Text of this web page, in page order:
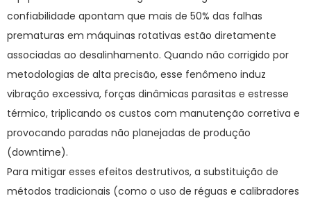
confiabilidade apontam que mais de 50% das falhas
prematuras em máquinas rotativas estão diretamente
associadas ao desalinhamento. Quando não corrigido por
metodologias de alta precisão, esse fenômeno induz
vibração excessiva, forças dinâmicas parasitas e estresse
térmico, triplicando os custos com manutenção corretiva e
provocando paradas não planejadas de produção
(downtime).
Para mitigar esses efeitos destrutivos, a substituição de
métodos tradicionais (como o uso de réguas e calibradores